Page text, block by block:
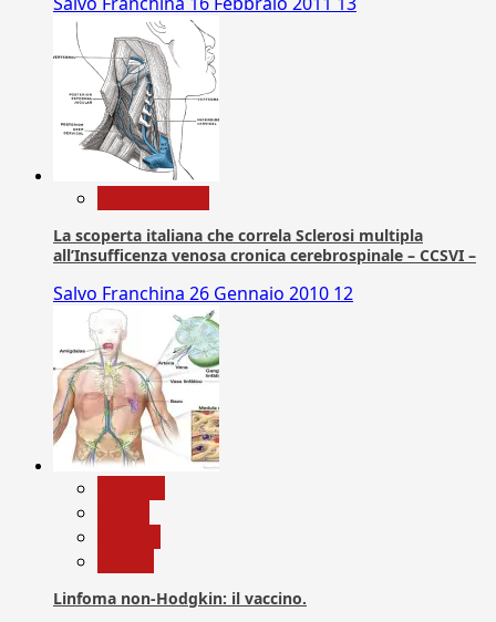
La scoperta italiana che correla Sclerosi multipla
all’Insufficenza venosa cronica cerebrospinale – CCSVI –
Salvo Franchina 26 Gennaio 2010 12
Linfoma non-Hodgkin: il vaccino.